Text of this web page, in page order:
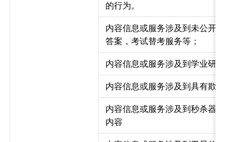
的行为。
内容信息或服务涉及到未公开
答案，考试替考服务等；
内容信息或服务涉及到学业研
内容信息或服务涉及到具有欺
内容信息或服务涉及到秒杀器
内容